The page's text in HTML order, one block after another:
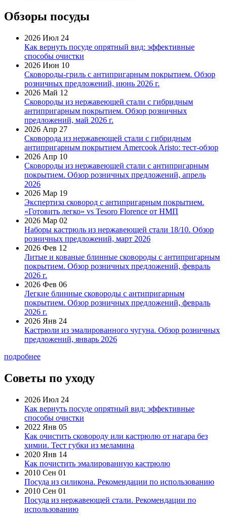
Обзоры посуды
2026 Июл 24
Как вернуть посуде опрятный вид: эффективные
способы очистки
2026 Июн 10
Сковороды-гриль с антипригарным покрытием. Обзор
розничных предложений, июнь 2026 г.
2026 Май 12
Сковороды из нержавеющей стали с гибридным
антипригарным покрытием. Обзор розничных
предложений, май 2026 г.
2026 Апр 27
Сковорода из нержавеющей стали с гибридным
антипригарным покрытием Amercook Aristo: тест-обзор
2026 Апр 10
Сковороды из нержавеющей стали с антипригарным
покрытием. Обзор розничных предложений, апрель
2026
2026 Мар 19
Экспертиза сковород с антипригарным покрытием.
«Готовить легко» vs Tesoro Florence от НМП
2026 Мар 02
Наборы кастрюль из нержавеющей стали 18/10. Обзор
розничных предложений, март 2026
2026 Фев 12
Литые и кованые блинные сковороды с антипригарным
покрытием. Обзор розничных предложений, февраль
2026 г.
2026 Фев 06
Легкие блинные сковороды с антипригарным
покрытием. Обзор розничных предложений, февраль
2026 г.
2026 Янв 24
Кастрюли из эмалированного чугуна. Обзор розничных
предложений, январь 2026
подробнее
Советы по уходу
2026 Июл 24
Как вернуть посуде опрятный вид: эффективные
способы очистки
2022 Янв 05
Как очистить сковороду или кастрюлю от нагара без
химии. Тест губки из меламина
2020 Янв 14
Как почистить эмалированную кастрюлю
2010 Сен 01
Посуда из силикона. Рекомендации по использованию
2010 Сен 01
Посуда из нержавеющей стали. Рекомендации по
использованию